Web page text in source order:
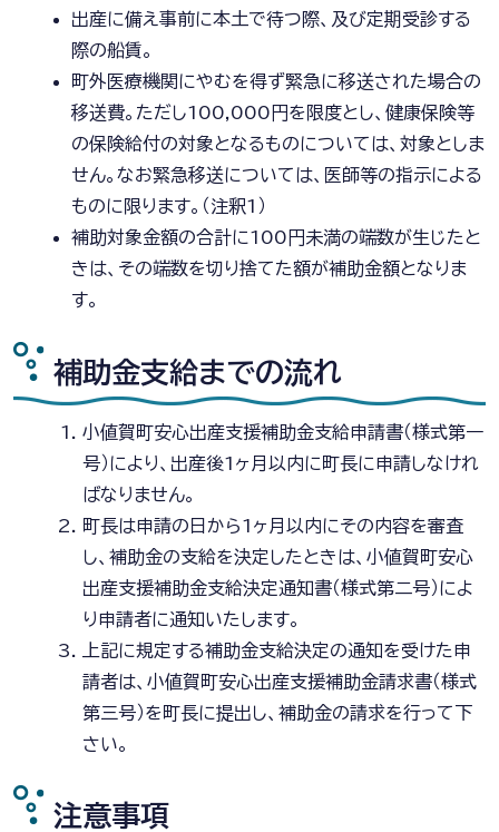
出産に備え事前に本土で待つ際、及び定期受診する
際の船賃。
町外医療機関にやむを得ず緊急に移送された場合の
移送費。ただし100,000円を限度とし、健康保険等
の保険給付の対象となるものについては、対象としま
せん。なお緊急移送については、医師等の指示による
ものに限ります。（注釈1）
補助対象金額の合計に100円未満の端数が生じたと
きは、その端数を切り捨てた額が補助金額となりま
す。
補助金支給までの流れ
小値賀町安心出産支援補助金支給申請書（様式第一
号）により、出産後1ヶ月以内に町長に申請しなけれ
ばなりません。
町長は申請の日から1ヶ月以内にその内容を審査
し、補助金の支給を決定したときは、小値賀町安心
出産支援補助金支給決定通知書（様式第二号）によ
り申請者に通知いたします。
上記に規定する補助金支給決定の通知を受けた申
請者は、小値賀町安心出産支援補助金請求書（様式
第三号）を町長に提出し、補助金の請求を行って下
さい。
注意事項